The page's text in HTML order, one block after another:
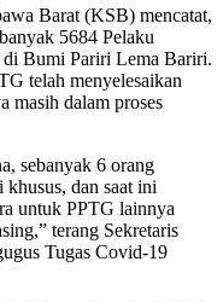
Barat (KSB) mencatat,
5684 Pelaku
di Bumi Pariri Lema Bariri.
telah menyelesaikan
masih dalam proses
sebanyak 6 orang
dan saat ini
untuk PPTG lainnya
terang Sekretaris
Tugas Covid-19